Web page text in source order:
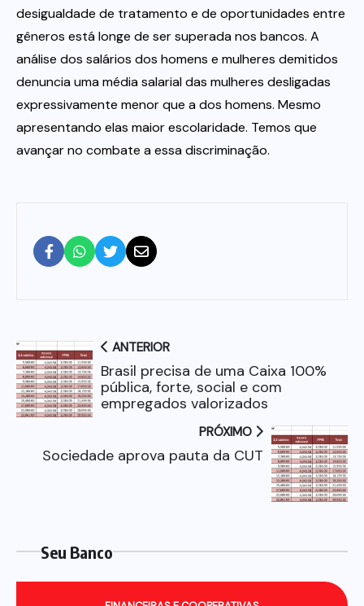
desigualdade de tratamento e de oportunidades entre
gêneros está longe de ser superada nos bancos. A
análise dos salários dos homens e mulheres demitidos
denuncia uma média salarial das mulheres desligadas
expressivamente menor que a dos homens. Mesmo
apresentando elas maior escolaridade. Temos que
avançar no combate a essa discriminação.
ANTERIOR
Brasil precisa de uma Caixa 100%
pública, forte, social e com
empregados valorizados
PRÓXIMO
Sociedade aprova pauta da CUT
Seu Banco